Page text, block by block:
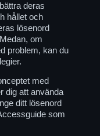
deras
hållet och
lösenord
om
problem, kan du
med
dig att använda
ditt lösenord
som